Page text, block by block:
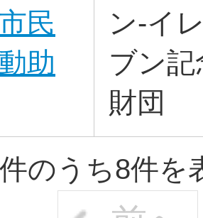
民
助
ン-イ
ブン記
財団
のうち8件を